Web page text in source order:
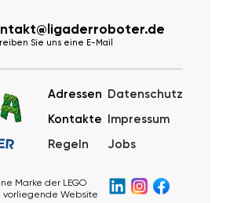
Sie uns eine E-Mail
Marke der LEGO
vorliegende Website
Adressen
Kontakte
Datenschutz
Regeln Jobs
Impressum